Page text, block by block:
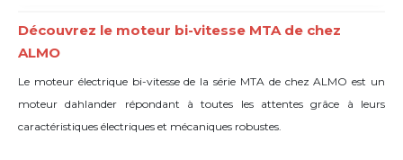
Découvrez le moteur bi-vitesse MTA de chez
ALMO
Le moteur électrique bi-vitesse de la série MTA de chez ALMO est un
moteur dahlander répondant à toutes les attentes grâce à leurs
caractéristiques électriques et mécaniques robustes.